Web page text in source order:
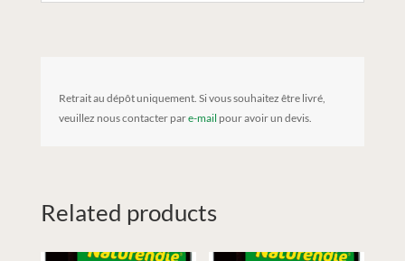
Retrait au dépôt uniquement. Si vous souhaitez être livré,
veuillez nous contacter pare-mail pour avoir un devis.
Related products